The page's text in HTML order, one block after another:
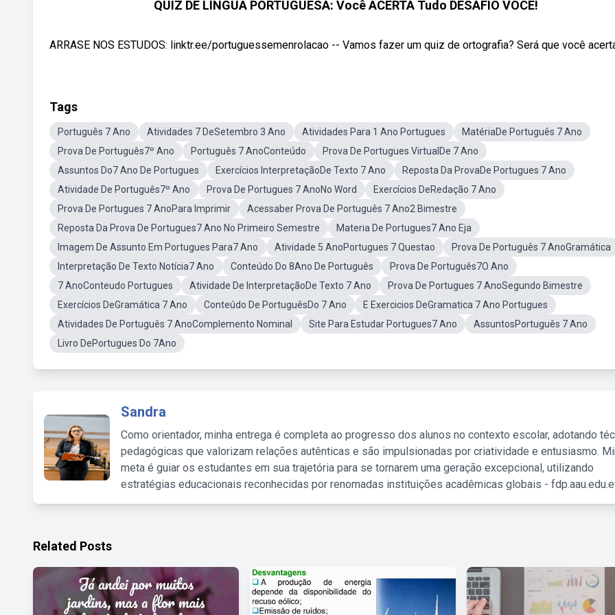
QUIZ DE LÍNGUA PORTUGUESA: Você ACERTA Tudo DESAFIO VOCÊ!
ARRASE NOS ESTUDOS: linktr.ee/portuguessemenrolacao -- Vamos fazer um quiz de ortografia? Será que você
Tags
Português 7 Ano Atividades 7 DeSetembro 3 Ano Atividades Para 1 Ano Portugues
MatériaDe Português 7 Ano
Prova De Português7º Ano
Português 7 AnoConteúdo
Prova De Portugues VirtualDe 7 Ano
Assuntos Do7 Ano De Portugues
Exercícios InterpretaçãoDe Texto 7 Ano
Reposta Da ProvaDe Portugues 7 Ano
Atividade De Português7º Ano
Prova De Portugues 7 AnoNo Word
Exercícios DeRedação 7 Ano
Prova De Portugues 7 AnoPara Imprimir
Acessaber Prova De Português 7 Ano2 Bimestre
Reposta Da Prova De Portugues7 Ano No Primeiro Semestre
Materia De Portugues7 Ano Eja
Imagem De Assunto Em Portugues Para7 Ano
Atividade 5 AnoPortugues 7 Questao
Prova De Português 7 AnoGramática
Interpretação De Texto Notícia7 Ano
Conteúdo Do 8Ano De Português
Prova De Português7O Ano
7 AnoConteudo Portugues
Atividade De InterpretaçãoDe Texto 7 Ano
Prova De Portugues 7 AnoSegundo Bimestre
Exercícios DeGramática 7 Ano
Conteúdo De PortuguêsDo 7 Ano
E Exercicios DeGramatica 7 Ano Portugues
Atividades De Português 7 AnoComplemento Nominal
Site Para Estudar Portugues7 Ano
AssuntosPortuguês 7 Ano
Livro DePortugues Do 7Ano
Sandra
Como orientador, minha entrega é completa ao progresso dos alunos no contexto escolar, adotando
pedagógicas que valorizam relações autênticas e são impulsionadas por criatividade e entusiasmo.
meta é guiar os estudantes em sua trajetória para se tornarem uma geração excepcional, utilizando
estratégias educacionais reconhecidas por renomadas instituições acadêmicas globais -
Related Posts